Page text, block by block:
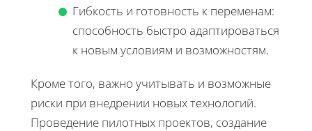
Гибкость и готовность к переменам:
способность быстро адаптироваться
к новым условиям и возможностям.
Кроме того, важно учитывать и возможные
риски при внедрении новых технологий.
Проведение пилотных проектов, создание